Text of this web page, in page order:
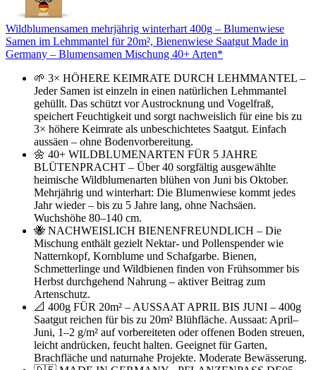
Wildblumensamen mehrjährig winterhart 400g – Blumenwiese
Samen im Lehmmantel für 20m², Bienenwiese Saatgut Made in
Germany – Blumensamen Mischung 40+ Arten*
🌱 3× HÖHERE KEIMRATE DURCH LEHMMANTEL –
Jeder Samen ist einzeln in einen natürlichen Lehmmantel
gehüllt. Das schützt vor Austrocknung und Vogelfraß,
speichert Feuchtigkeit und sorgt nachweislich für eine bis zu
3× höhere Keimrate als unbeschichtetes Saatgut. Einfach
aussäen – ohne Bodenvorbereitung.
🌼 40+ WILDBLUMENARTEN FÜR 5 JAHRE
BLÜTENPRACHT – Über 40 sorgfältig ausgewählte
heimische Wildblumenarten blühen von Juni bis Oktober.
Mehrjährig und winterhart: Die Blumenwiese kommt jedes
Jahr wieder – bis zu 5 Jahre lang, ohne Nachsäen.
Wuchshöhe 80–140 cm.
🐝 NACHWEISLICH BIENENFREUNDLICH – Die
Mischung enthält gezielt Nektar- und Pollenspender wie
Natternkopf, Kornblume und Schafgarbe. Bienen,
Schmetterlinge und Wildbienen finden von Frühsommer bis
Herbst durchgehend Nahrung – aktiver Beitrag zum
Artenschutz.
📐 400g FÜR 20m² – AUSSAAT APRIL BIS JUNI – 400g
Saatgut reichen für bis zu 20m² Blühfläche. Aussaat: April–
Juni, 1–2 g/m² auf vorbereiteten oder offenen Boden streuen,
leicht andrücken, feucht halten. Geeignet für Garten,
Brachfläche und naturnahe Projekte. Moderate Bewässerung.